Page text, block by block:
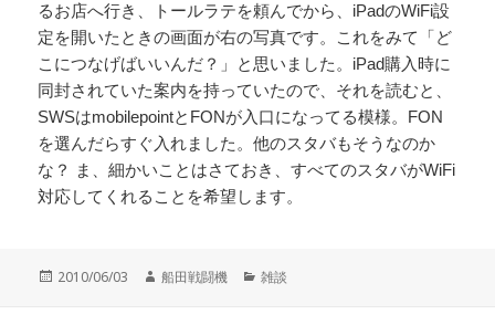
るお店へ行き、トールラテを頼んでから、iPadのWiFi設
定を開いたときの画面が右の写真です。これをみて「ど
こにつなげばいいんだ？」と思いました。iPad購入時に
同封されていた案内を持っていたので、それを読むと、
SWSはmobilepointとFONが入口になってる模様。FON
を選んだらすぐ入れました。他のスタバもそうなのか
な？ ま、細かいことはさておき、すべてのスタバがWiFi
対応してくれることを希望します。
投
2010/06/03
作
船田戦闘機
カ
雑談